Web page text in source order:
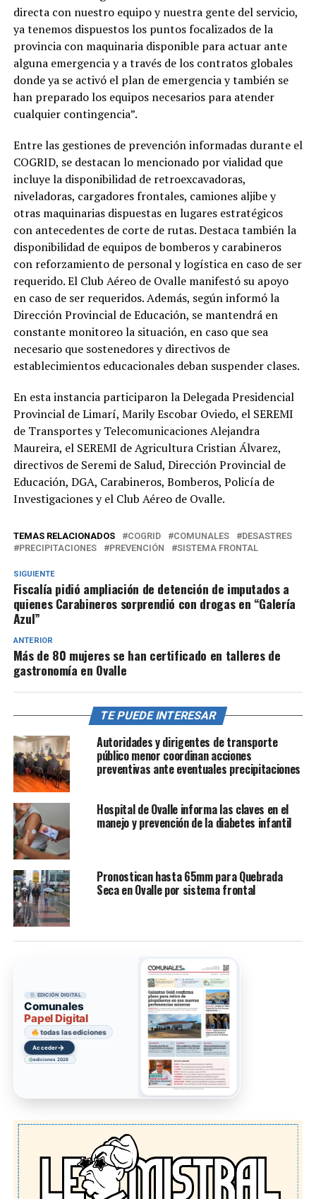
directa con nuestro equipo y nuestra gente del servicio,
ya tenemos dispuestos los puntos focalizados de la
provincia con maquinaria disponible para actuar ante
alguna emergencia y a través de los contratos globales
donde ya se activó el plan de emergencia y también se
han preparado los equipos necesarios para atender
cualquier contingencia”.
Entre las gestiones de prevención informadas durante el
COGRID, se destacan lo mencionado por vialidad que
incluye la disponibilidad de retroexcavadoras,
niveladoras, cargadores frontales, camiones aljibe y
otras maquinarias dispuestas en lugares estratégicos
con antecedentes de corte de rutas. Destaca también la
disponibilidad de equipos de bomberos y carabineros
con reforzamiento de personal y logística en caso de ser
requerido. El Club Aéreo de Ovalle manifestó su apoyo
en caso de ser requeridos. Además, según informó la
Dirección Provincial de Educación, se mantendrá en
constante monitoreo la situación, en caso que sea
necesario que sostenedores y directivos de
establecimientos educacionales deban suspender clases.
En esta instancia participaron la Delegada Presidencial
Provincial de Limarí, Marily Escobar Oviedo, el SEREMI
de Transportes y Telecomunicaciones Alejandra
Maureira, el SEREMI de Agricultura Cristian Álvarez,
directivos de Seremi de Salud, Dirección Provincial de
Educación, DGA, Carabineros, Bomberos, Policía de
Investigaciones y el Club Aéreo de Ovalle.
TEMAS RELACIONADOS COGRID COMUNALES
DESASTRES
PRECIPITACIONES
PREVENCIÓN SISTEMA FRONTAL
SIGUIENTE
Fiscalía pidió ampliación de detención de imputados a
quienes Carabineros sorprendió con drogas en “Galería
Azul”
ANTERIOR
Más de 80 mujeres se han certificado en talleres de
gastronomía en Ovalle
TE PUEDE INTERESAR
Autoridades y dirigentes de transporte
público menor coordinan acciones
preventivas ante eventuales precipitaciones
Hospital de Ovalle informa las claves en el
manejo y prevención de la diabetes infantil
Pronostican hasta 65mm para Quebrada
Seca en Ovalle por sistema frontal
EDICIÓN DIGITAL
Comunales
Papel Digital
todas las ediciones
Acceder→
ediciones 2026